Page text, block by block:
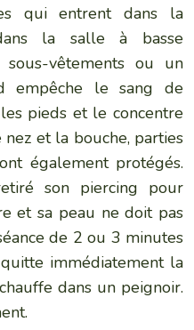
qui entrent dans la
la salle à basse
vêtements ou un
empêche le sang de
pieds et le concentre
et la bouche, parties
également protégés.
son piercing pour
et sa peau ne doit pas
de 2 ou 3 minutes
immédiatement la
dans un peignoir.